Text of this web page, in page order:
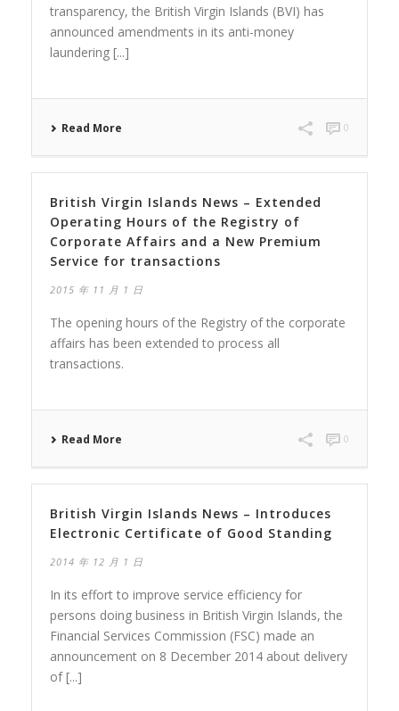
transparency, the British Virgin Islands (BVI) has
announced amendments in its anti-money
laundering [...]
Read More 0
British Virgin Islands News – Extended
Operating Hours of the Registry of
Corporate Affairs and a New Premium
Service for transactions
2015 年 11 月 1 日
The opening hours of the Registry of the corporate
affairs has been extended to process all
transactions.
Read More 0
British Virgin Islands News – Introduces
Electronic Certificate of Good Standing
2014 年 12 月 1 日
In its effort to improve service efficiency for
persons doing business in British Virgin Islands, the
Financial Services Commission (FSC) made an
announcement on 8 December 2014 about delivery
of [...]